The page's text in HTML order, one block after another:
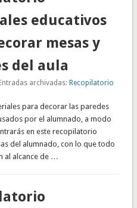
educativos
mesas y
del aula
archivadas: Recopilatorio
para decorar las paredes
por el alumnado, a modo
en este recopilatorio
del alumnado, con lo que todo
al alcance de …